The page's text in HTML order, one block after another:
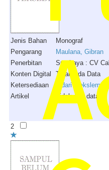
Jenis Bahan
Monograf
Pengarang
Maulana, Gibran
Penerbitan
Surabaya : CV
Konten Digital
Tidak Ada Data
Ketersediaan
0 dari 1 ekslempar
Artikel
Tidak ada data
2